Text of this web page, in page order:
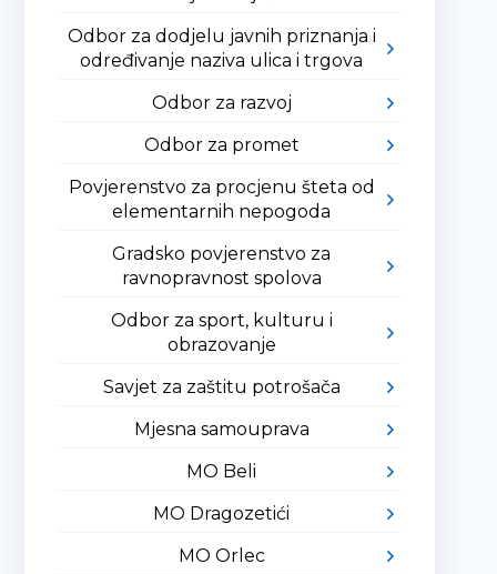
Odbor za dodjelu javnih priznanja i
određivanje naziva ulica i trgova
Odbor za razvoj
Odbor za promet
Povjerenstvo za procjenu šteta od
elementarnih nepogoda
Gradsko povjerenstvo za
ravnopravnost spolova
Odbor za sport, kulturu i
obrazovanje
Savjet za zaštitu potrošača
Mjesna samouprava
MO Beli
MO Dragozetići
MO Orlec